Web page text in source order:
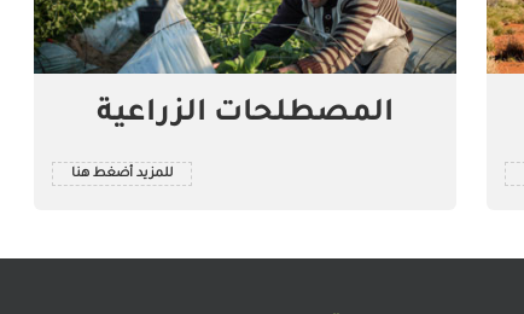
المصطلحات الزراعية
للمزيد أضغط هنا